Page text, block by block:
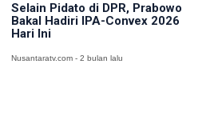
Selain Pidato di DPR, Prabowo
Bakal Hadiri IPA-Convex 2026
Hari Ini
Nusantaratv.com - 2 bulan lalu